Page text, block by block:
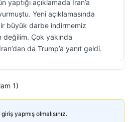
yaptığı açıklamada İran’a
Yeni açıklamasında
büyük darbe indirmemiz
Çok yakında
da Trump’a yanıt geldi.
1)
yapmış olmalısınız.